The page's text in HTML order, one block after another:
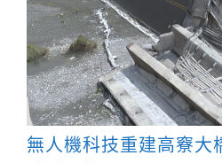
無人機科技重建高竂大